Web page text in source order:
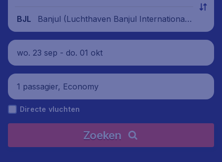
BJL
Banjul (Luchthaven Banjul Internationaa
l), Gambia
wo. 23 sep - do. 01 okt
1 passagier, Economy
Directe vluchten
Zoeken